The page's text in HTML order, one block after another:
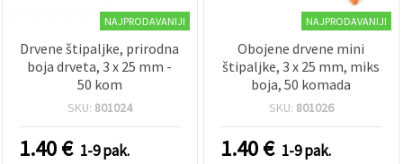
NAJPRODAVANIJI
Drvene štipaljke, prirodna
boja drveta, 3 x 25 mm -
50 kom
SKU: 801024
1.40€ 1-9 pak.
NAJPRODAVANIJI
Obojene drvene mini
štipaljke, 3 x 25 mm, miks
boja, 50 komada
SKU: 801026
1.40€ 1-9 pak.